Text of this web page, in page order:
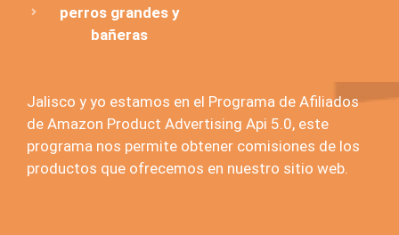
perros grandes y
bañeras
Jalisco y yo estamos en el Programa de Afiliados
de Amazon Product Advertising Api 5.0, este
programa nos permite obtener comisiones de los
productos que ofrecemos en nuestro sitio web.